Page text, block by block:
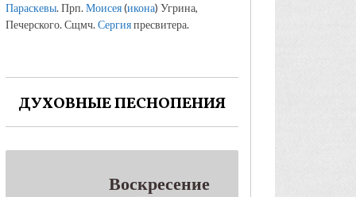
Параскевы. Прп.Моисея(икона) Угрина,
Печерского. Сщмч.Сергияпресвитера.
ДУХОВНЫЕ ПЕСНОПЕНИЯ
Воскресение